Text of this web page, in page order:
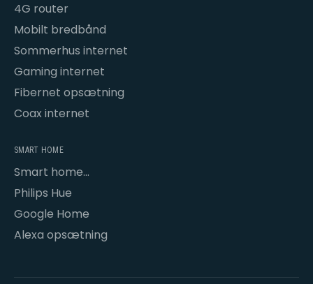
4G router
Mobilt bredbånd
Sommerhus internet
Gaming internet
Fibernet opsætning
Coax internet
SMART HOME
Smart home
opsætning
Philips Hue
Google Home
Alexa opsætning